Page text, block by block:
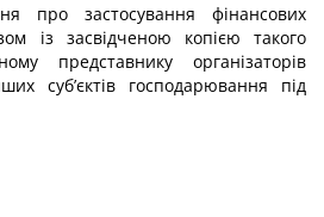
про застосування фінансових
із засвідченою копією такого
представнику організаторів
суб’єктів господарювання під